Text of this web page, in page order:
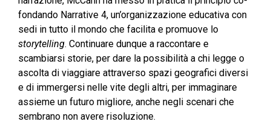
fondando Narrative 4, un’organizzazione educativa con
sedi in tutto il mondo che facilita e promuove lo
storytelling. Continuare dunque a raccontare e
scambiarsi storie, per dare la possibilità a chi legge o
ascolta di viaggiare attraverso spazi geografici diversi
e di immergersi nelle vite degli altri, per immaginare
assieme un futuro migliore, anche negli scenari che
sembrano non avere risoluzione.